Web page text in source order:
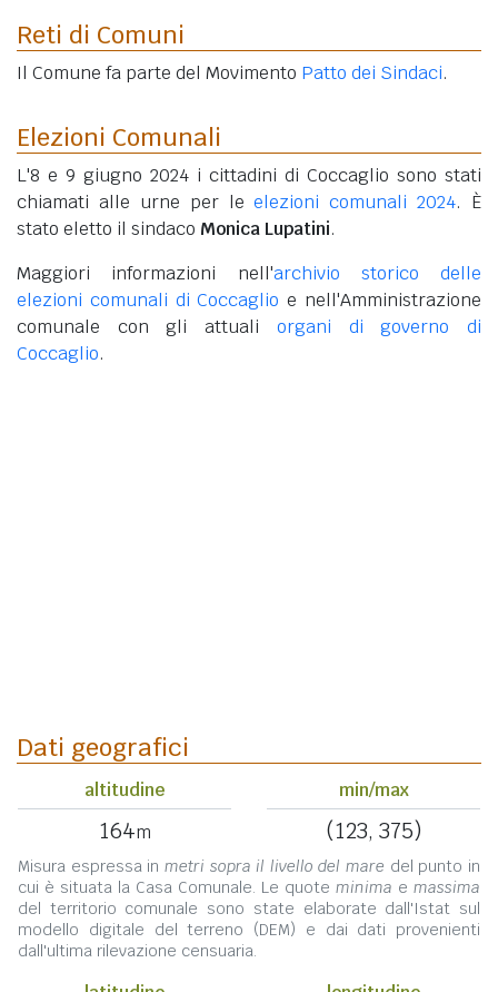
Reti di Comuni
Il Comune fa parte del Movimento Patto dei Sindaci.
Elezioni Comunali
L'8 e 9 giugno 2024 i cittadini di Coccaglio sono stati
chiamati alle urne per leelezioni comunali 2024. È
stato eletto il sindaco Monica Lupatini.
Maggiori informazioni nell'archivio storico delle
elezioni comunali di Coccaglio e nell'Amministrazione
comunale con gli attuali organi di governo di
Coccaglio.
Dati geografici
altitudine
164m
min/max
(123, 375)
Misura espressa in metri sopra il livello del mare del punto in
cui è situata la Casa Comunale. Le quote minima e massima
del territorio comunale sono state elaborate dall'Istat sul
modello digitale del terreno (DEM) e dai dati provenienti
dall'ultima rilevazione censuaria.